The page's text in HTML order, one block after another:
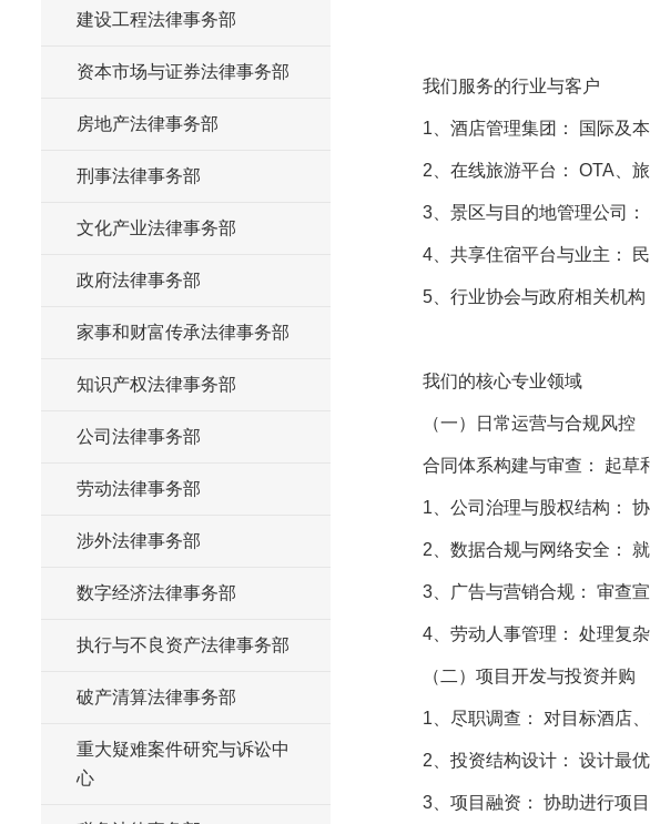
建设工程法律事务部
资本市场与证券法律事务部
房地产法律事务部
刑事法律事务部
文化产业法律事务部
政府法律事务部
家事和财富传承法律事务部
知识产权法律事务部
公司法律事务部
劳动法律事务部
涉外法律事务部
数字经济法律事务部
执行与不良资产法律事务部
破产清算法律事务部
重大疑难案件研究与诉讼中
心
我们服务的行业与客户
1、酒店管理集团： 国际及
2、在线旅游平台： OTA、
3、景区与目的地管理公司
4、共享住宿平台与业主：
5、行业协会与政府相关机构
我们的核心专业领域
（一）日常运营与合规风控
合同体系构建与审查： 起草
1、公司治理与股权结构：
2、数据合规与网络安全：
3、广告与营销合规： 审查
4、劳动人事管理： 处理复
（二）项目开发与投资并购
1、尽职调查： 对目标酒店
2、投资结构设计： 设计最
3、项目融资： 协助进行项